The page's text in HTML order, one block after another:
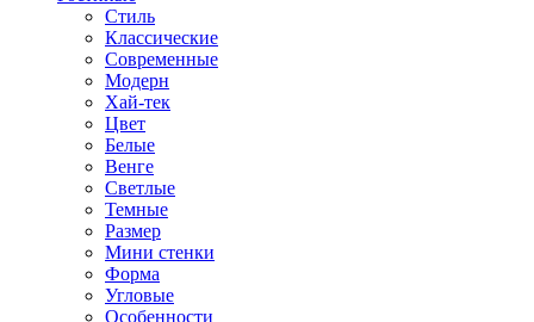
Стиль
Классические
Современные
Модерн
Хай-тек
Цвет
Белые
Венге
Светлые
Темные
Размер
Мини стенки
Форма
Угловые
Особенности